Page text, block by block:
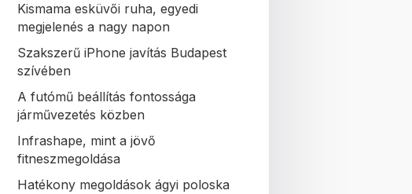
Kismama esküvői ruha, egyedi
megjelenés a nagy napon
Szakszerű iPhone javítás Budapest
szívében
A futómű beállítás fontossága
járművezetés közben
Infrashape, mint a jövő
fitneszmegoldása
Hatékony megoldások ágyi poloska